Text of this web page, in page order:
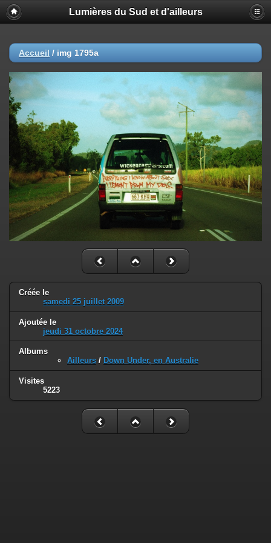
Lumières du Sud et d'ailleurs
Accueil / img 1795a
Créée le
samedi 25 juillet 2009
Ajoutée le
jeudi 31 octobre 2024
Albums
Ailleurs / Down Under, en Australie
Visites
5223